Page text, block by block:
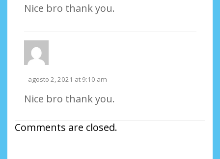
Nice bro thank you.
agosto 2, 2021 at 9:10 am
Nice bro thank you.
Comments are closed.